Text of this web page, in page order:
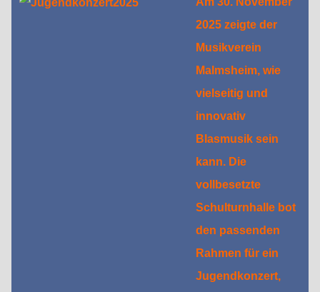
2025 zeigte der
Musikverein
Malmsheim, wie
vielseitig und
innovativ
Blasmusik sein
kann. Die
vollbesetzte
Schulturnhalle bot
den passenden
Rahmen für ein
Jugendkonzert,